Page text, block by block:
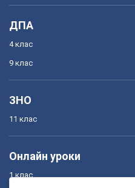
ДПА
4 клас
9 клас
ЗНО
11 клас
Онлайн уроки
1 клас